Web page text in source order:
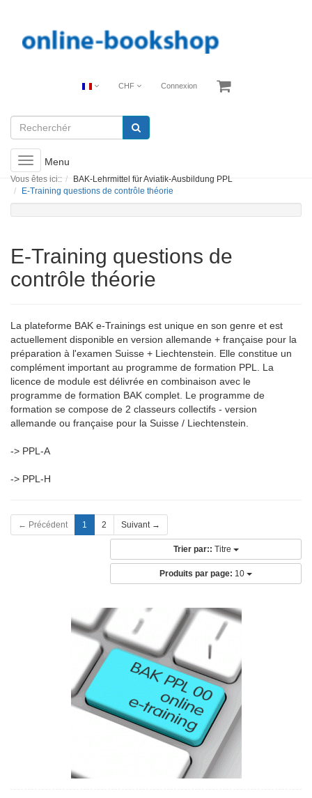
CHF Connexion
Toggle
navigation
Menu
Vous êtes ici::
BAK-Lehrmittel für Aviatik-Ausbildung PPL
E-Training questions de contrôle théorie
E-Training questions de
contrôle théorie
La plateforme BAK e-Trainings est unique en son genre et est
actuellement disponible en version allemande + française pour la
préparation à l'examen Suisse + Liechtenstein. Elle constitue un
complément important au programme de formation PPL. La
licence de module est délivrée en combinaison avec le
programme de formation BAK complet. Le programme de
formation se compose de 2 classeurs collectifs - version
allemande ou française pour la Suisse / Liechtenstein.
-> PPL-A
-> PPL-H
← Précédent 1 2 Suivant →
Trier par:: Titre
Produits par page: 10